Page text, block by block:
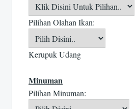
Pilihan Olahan Ikan:
Kerupuk Udang
Minuman
Pilihan Minuman: